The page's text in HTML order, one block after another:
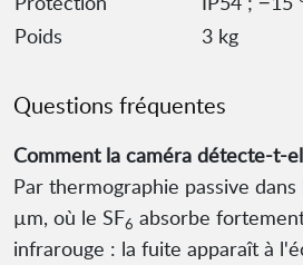
Poids
3 kg
Questions fréquentes
Comment la caméra détecte-t-
Par thermographie passive
µm, où le SF6 absorbe
infrarouge : la fuite apparaît à